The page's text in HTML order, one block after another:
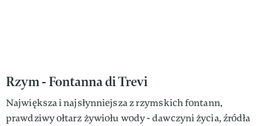
Rzym - Fontanna di Trevi
Największa i najsłynniejsza z rzymskich fontann,
prawdziwy ołtarz żywiołu wody - dawczyni życia, źródła